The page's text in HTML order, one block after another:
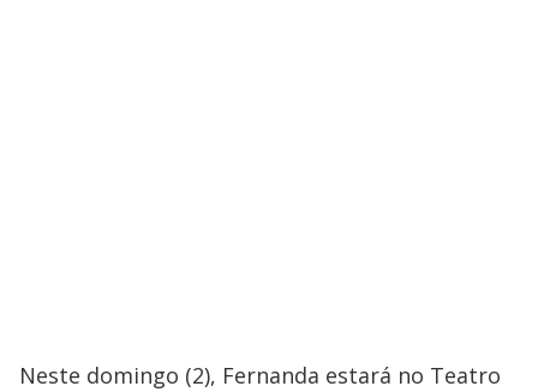
Neste domingo (2), Fernanda estará no Teatro